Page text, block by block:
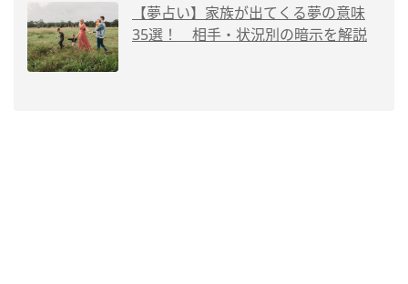
【夢占い】家族が出てくる夢の意味
35選！ 相手・状況別の暗示を解説